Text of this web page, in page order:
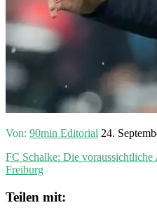
Von: 90min Editorial 24.
FC Schalke: Die voraussichtliche
Freiburg
Teilen mit: